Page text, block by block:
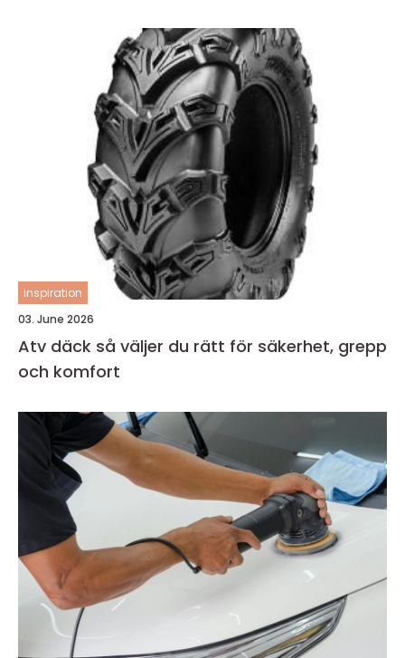
inspiration
03. June 2026
Atv däck så väljer du rätt för säkerhet, grepp
och komfort